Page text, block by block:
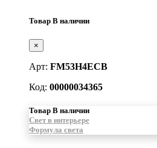
Товар В наличии
×
Арт: FM53H4ECB
Код: 00000034365
Товар В наличии
Свет в интерьере
Формула света